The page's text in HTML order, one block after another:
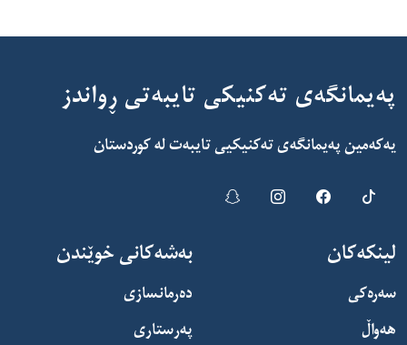
پەیمانگەی تەکنیکی تایبەتی ڕواندز
یەکەمین پەیمانگەی تەکنیکیی تایبەت لە کوردستان
لینکەکان
سەرەکی
هەواڵ
بەشەکانی خوێندن
دەرمانسازی
پەرستاری